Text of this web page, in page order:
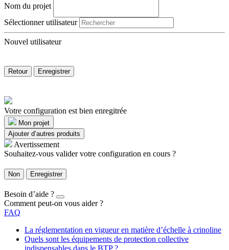
Nom du projet
Sélectionner utilisateur
Nouvel utilisateur
Retour Enregistrer
Votre configuration est bien enregitrée
Mon projet
Ajouter d’autres produits
Avertissement
Souhaitez-vous valider votre configuration en cours ?
Non Enregistrer
Besoin d’aide ?
Comment peut-on vous aider ?
FAQ
La réglementation en vigueur en matière d’échelle à crinoline
Quels sont les équipements de protection collective
indispensables dans le BTP ?